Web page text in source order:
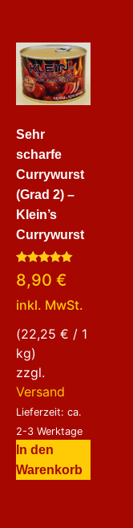
Sehr
scharfe
Currywurst
(Grad 2) –
Klein’s
Currywurst
Bewertet
mit
von 5
8,90 €
inkl. MwSt.
(22,25 € / 1
kg)
zzgl.
Versand
Lieferzeit: ca.
2-3 Werktage
In den
Warenkorb